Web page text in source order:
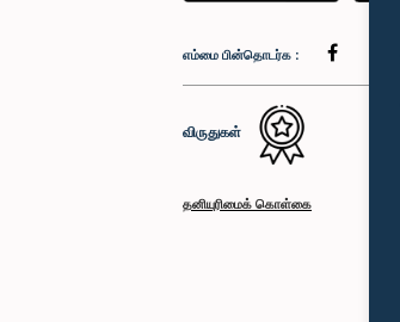
எம்மை பின்தொடர்க :
விருதுகள்
தனியுரிமைக் கொள்கை